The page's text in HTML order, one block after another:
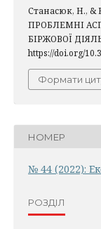
Станасюк, Н., &
ПРОБЛЕМНІ
БІРЖОВОЇ
https://doi.org/
Формати
НОМЕР
№ 44 (2022):
РОЗДІЛ